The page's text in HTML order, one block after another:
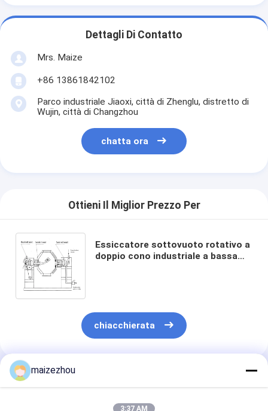
Dettagli Di Contatto
Mrs. Maize
+86 13861842102
Parco industriale Jiaoxi, città di Zhenglu, distretto di
Wujin, città di Changzhou
chatta ora
Ottieni Il Miglior Prezzo Per
Essiccatore sottovuoto rotativo a
doppio cono industriale a bassa
chiacchierata
Prodotti Raccomandati
maizezhou
3:37 AM